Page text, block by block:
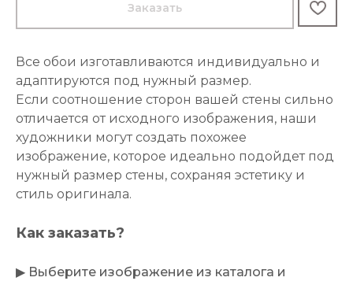
Заказать
Все обои изготавливаются индивидуально и
адаптируются под нужный размер.
Если соотношение сторон вашей стены сильно
отличается от исходного изображения, наши
художники могут создать похожее
изображение, которое идеально подойдет под
нужный размер стены, сохраняя эстетику и
стиль оригинала.
Как заказать?
▶ Выберите изображение из каталога и